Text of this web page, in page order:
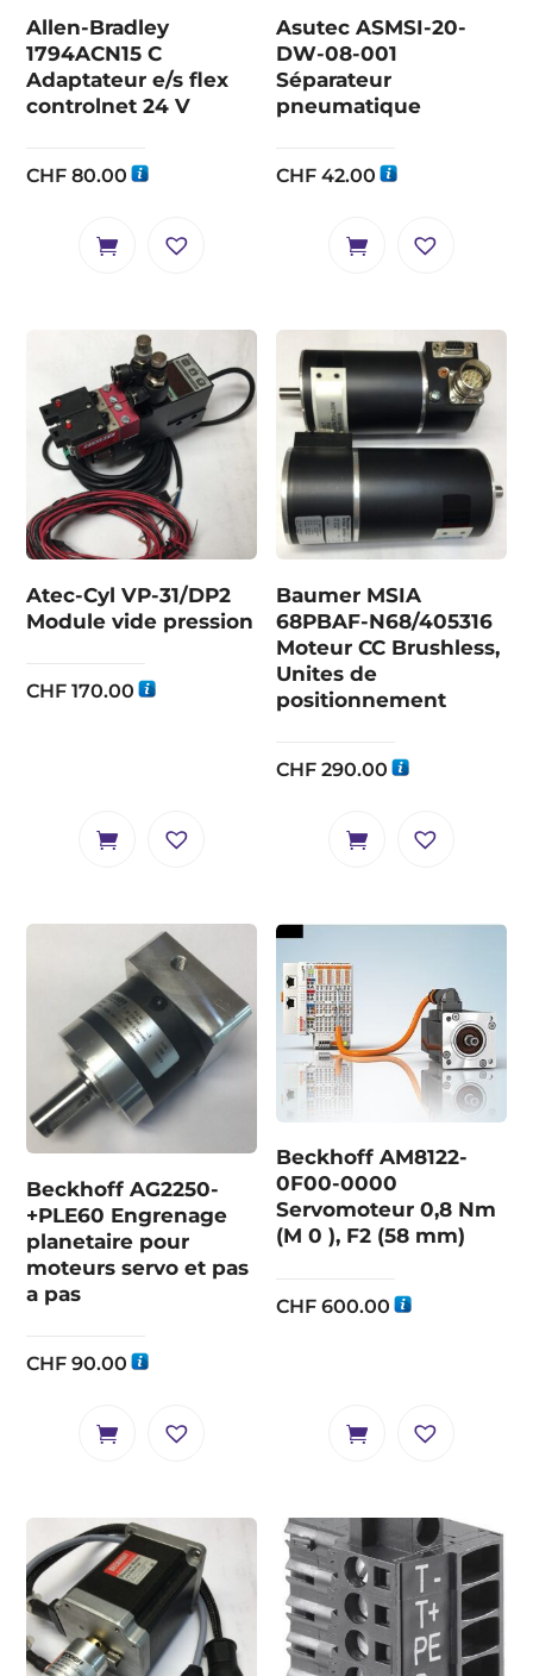
Allen-Bradley
1794ACN15 C
Adaptateur e/s flex
controlnet 24 V
CHF 80.00
Asutec ASMSI-20-
DW-08-001
Séparateur
pneumatique
CHF 42.00
Atec-Cyl VP-31/DP2
Module vide pression
CHF 170.00
Baumer MSIA
68PBAF-N68/405316
Moteur CC Brushless,
Unites de
positionnement
CHF 290.00
Beckhoff AG2250-
+PLE60 Engrenage
planetaire pour
moteurs servo et pas
a pas
CHF 90.00
Beckhoff AM8122-
0F00-0000
Servomoteur 0,8 Nm
(M 0 ), F2 (58 mm)
CHF 600.00